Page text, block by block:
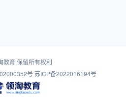
教育.保留所有权利
号 苏ICP备2022016194号